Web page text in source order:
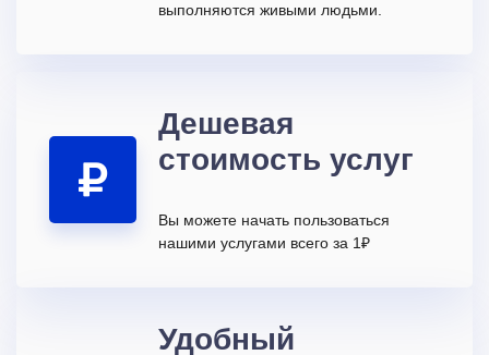
выполняются живыми людьми.
Дешевая
стоимость услуг
Вы можете начать пользоваться
нашими услугами всего за 1₽
Удобный